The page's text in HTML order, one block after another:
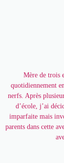
Mère de trois
quotidiennement
nerfs. Après
d’école, j’ai
imparfaite mais
parents dans cette